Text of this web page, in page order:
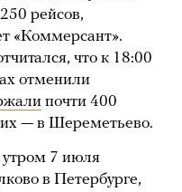
рейсов,
«Коммерсант».
что к 18:00
отменили
почти 400
— в Шереметьево.
утром 7 июля
в Петербурге,